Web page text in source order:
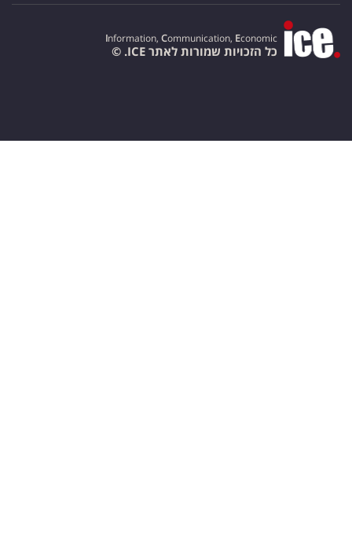
Information, Communication, Economic
כל הזכויות שמורות לאתר ICE. ©